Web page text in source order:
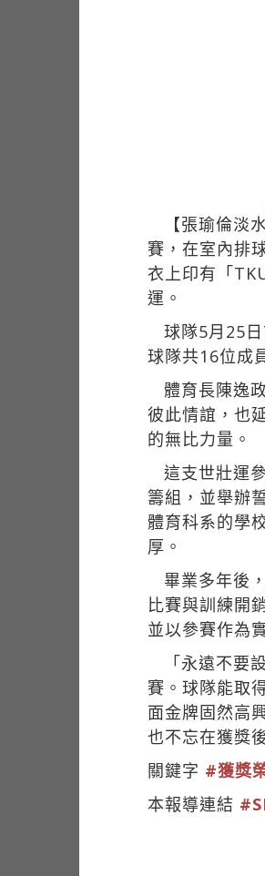
【張瑜倫
賽，在室內排
衣上印有「
運。
球隊5月25
球隊共16位成
體育長陳逸
彼此情誼，也
的無比力量。
這支世壯運
籌組，並舉辦
體育科系的學
厚。
畢業多年後
比賽與訓練開
並以參賽作為
「永遠不要
賽。球隊能取
面金牌固然高
也不忘在獲獎
關鍵字 #獲獎
本報導連結